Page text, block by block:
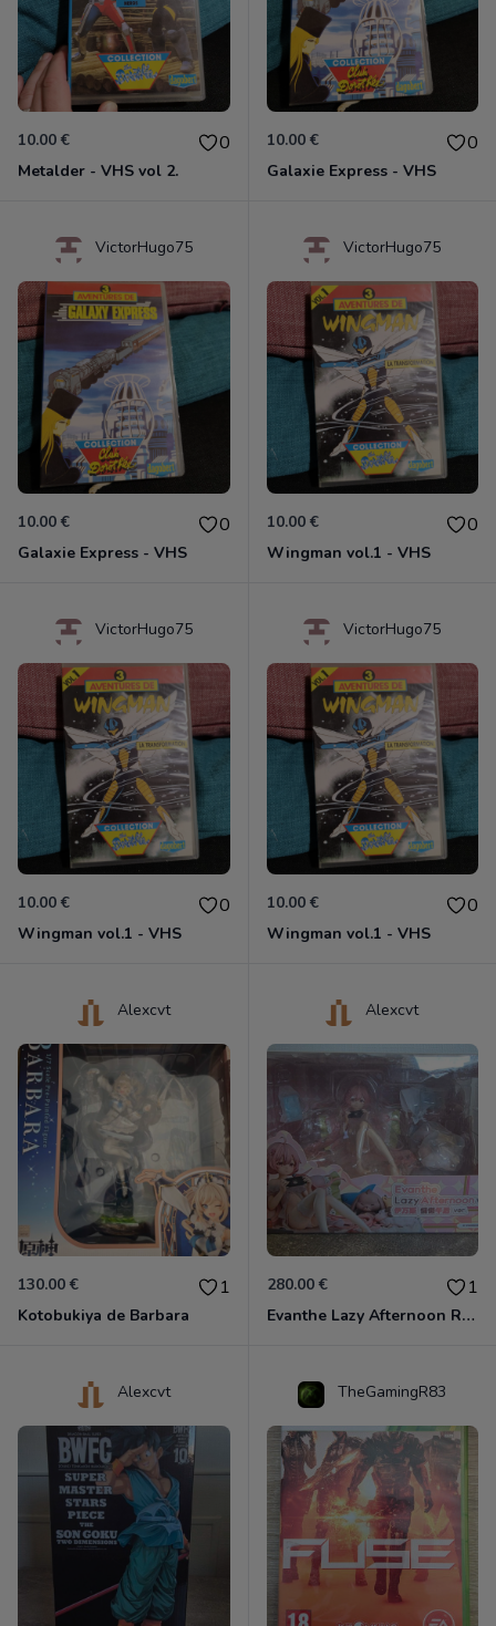
10.00 € 0
Metalder - VHS vol 2.
10.00 € 0
Galaxie Express - VHS
VictorHugo75
10.00 € 0
Galaxie Express - VHS
VictorHugo75
10.00 € 0
Wingman vol.1 - VHS
VictorHugo75
10.00 € 0
Wingman vol.1 - VHS
VictorHugo75
10.00 € 0
Wingman vol.1 - VHS
Alexcvt
130.00 € 1
Kotobukiya de Barbara
Alexcvt
280.00 € 1
Evanthe Lazy Afternoon Red Pride of Eden
Alexcvt TheGamingR83